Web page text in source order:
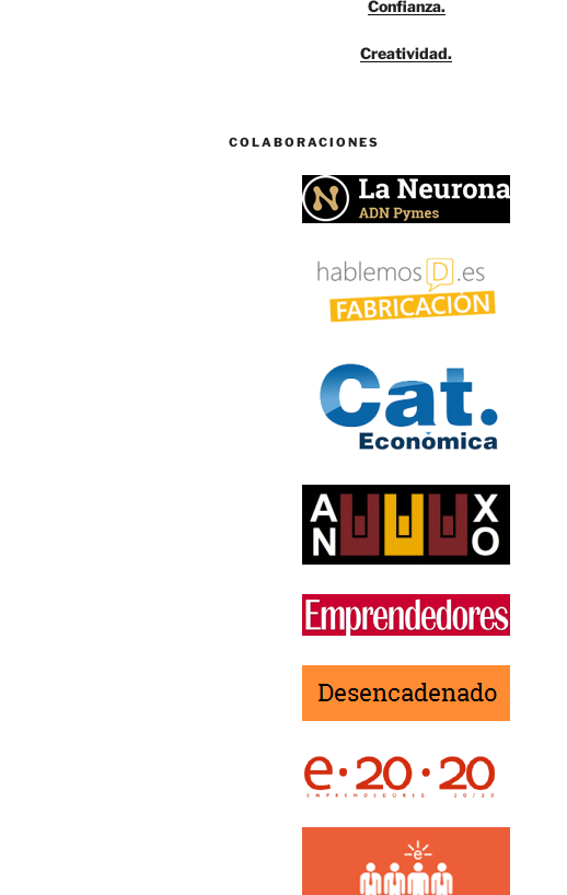
Confianza.
Creatividad.
COLABORACIONES